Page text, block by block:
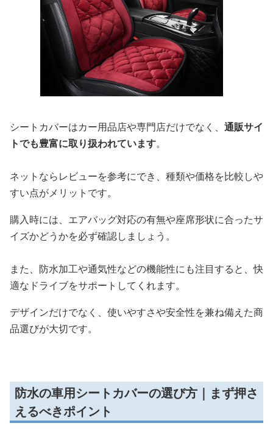
シートカバーはカー用品店や専門店だけでなく、 通販サイ
トでも豊富に取り扱われています。
ネットならレビューを参考にでき、種類や価格を比較しや
すい点がメリットです。
購入時には、エアバッグ対応の有無や座席形状に合ったサ
イズかどうかを必ず確認しましょう。
また、防水加工や通気性などの機能性にも注目すると、快
適なドライブをサポートしてくれます。
デザインだけでなく、使いやすさや安全性を兼ね備えた商
品選びが大切です。
防水の車用シートカバーの選び方｜まず押さ
えるべきポイント